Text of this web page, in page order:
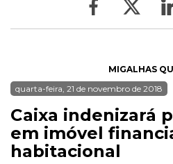
MIGALHAS
quarta-feira, 21 de novembro de 2018
Caixa indenizará
em imóvel
habitacional